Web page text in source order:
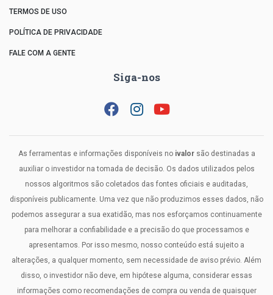
TERMOS DE USO
POLÍTICA DE PRIVACIDADE
FALE COM A GENTE
Siga-nos
As ferramentas e informações disponíveis no ivalorsão destinadas a
auxiliar o investidor na tomada de decisão. Os dados utilizados pelos
nossos algoritmos são coletados das fontes oficiais e auditadas,
disponíveis publicamente. Uma vez que não produzimos esses dados, não
podemos assegurar a sua exatidão, mas nos esforçamos continuamente
para melhorar a confiabilidade e a precisão do que processamos e
apresentamos. Por isso mesmo, nosso conteúdo está sujeito a
alterações, a qualquer momento, sem necessidade de aviso prévio. Além
disso, o investidor não deve, em hipótese alguma, considerar essas
informações como recomendações de compra ou venda de quaisquer